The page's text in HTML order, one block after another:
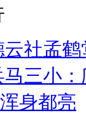
云社孟
三小
身都亮